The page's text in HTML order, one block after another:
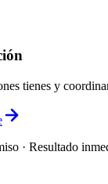
tienes y
· Resultado